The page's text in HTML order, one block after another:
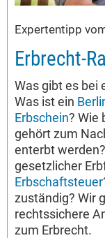
Expertentipp
Erbrecht-
Was gibt es bei
Was ist ein
Erbschein? Wie
gehört zum
enterbt
gesetzlicher
Erbschaftsteuer
zuständig? Wir
rechtssichere
zum Erbrecht.